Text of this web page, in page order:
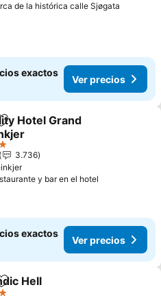
de la histórica calle Sjøgata
exactos
Ver precios
Agregar a favoritos
Hotel Grand
3.736
y bar en el hotel
exactos
Ver precios
Agregar a favoritos
Hell